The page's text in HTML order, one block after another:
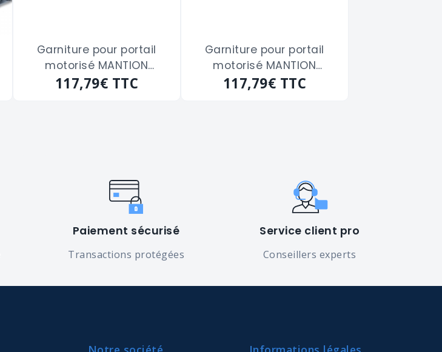
Garniture pour portail
motorisé MANTION
"20116RG" de 400 kg
117,79€ TTC
Garniture pour portail
motorisé MANTION
"20116RG" de 400 kg
117,79€ TTC
Paiement sécurisé
Transactions protégées
Service client pro
Conseillers experts